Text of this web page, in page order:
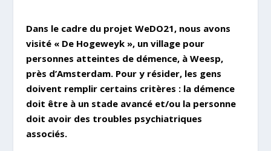
Dans le cadre du projet WeDO21, nous avons
visité « De Hogeweyk », un village pour
personnes atteintes de démence, à Weesp,
près d’Amsterdam. Pour y résider, les gens
doivent remplir certains critères : la démence
doit être à un stade avancé et/ou la personne
doit avoir des troubles psychiatriques
associés.